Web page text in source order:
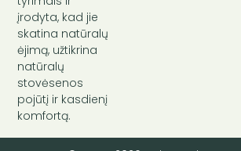
įrodyta, kad jie
skatina natūralų
ėjimą, užtikrina
natūralų
stovėsenos
pojūtį ir kasdienį
komfortą.